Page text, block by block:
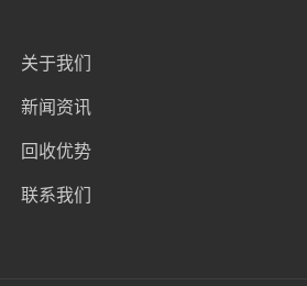
关于我们
新闻资讯
回收优势
联系我们